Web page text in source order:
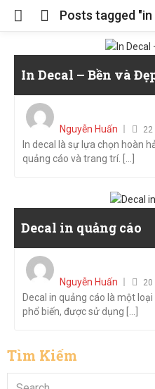
In Decal – Bền và
Nguyễn Huấn
22
In decal là sự lựa chọn hoàn
quảng cáo và trang trí. [...]
Decal in quảng cáo
Nguyễn Huấn
20
Decal in quảng cáo là một
phổ biến, được sử dụng [...]
Tìm Kiếm